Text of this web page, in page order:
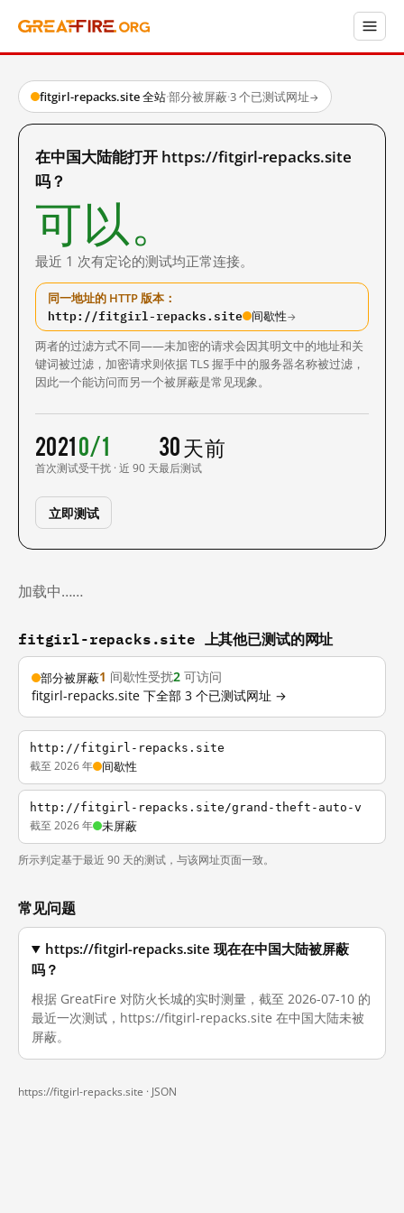
fitgirl-repacks.site 全站·部分被屏蔽·3 个已测试网址→
在中国大陆能打开 https://fitgirl-repacks.site
吗？
可以。
最近 1 次有定论的测试均正常连接。
同一地址的 HTTP 版本：
http://fitgirl-repacks.site 间歇性→
两者的过滤方式不同——未加密的请求会因其明文中的地址和关
键词被过滤，加密请求则依据 TLS 握手中的服务器名称被过滤，
因此一个能访问而另一个被屏蔽是常见现象。
2021
首次测试
0/1
受干扰 · 近 90 天
30 天前
最后测试
立即测试
加载中……
fitgirl-repacks.site 上其他已测试的网址
部分被屏蔽1 间歇性受扰2 可访问
fitgirl-repacks.site 下全部 3 个已测试网址 →
http://fitgirl-repacks.site
截至 2026 年 间歇性
http://fitgirl-repacks.site/grand-theft-auto-v
截至 2026 年 未屏蔽
所示判定基于最近 90 天的测试，与该网址页面一致。
常见问题
https://fitgirl-repacks.site 现在在中国大陆被屏蔽
吗？
根据 GreatFire 对防火长城的实时测量，截至 2026-07-10 的
最近一次测试，https://fitgirl-repacks.site 在中国大陆未被
屏蔽。
https://fitgirl-repacks.site · JSON